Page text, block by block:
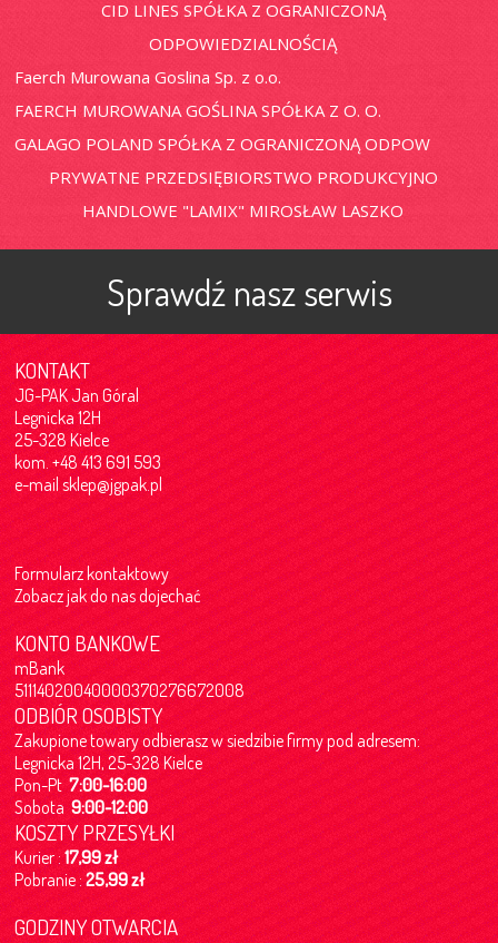
CID LINES SPÓŁKA Z OGRANICZONĄ
ODPOWIEDZIALNOŚCIĄ
Faerch Murowana Goslina Sp. z o.o.
FAERCH MUROWANA GOŚLINA SPÓŁKA Z O. O.
GALAGO POLAND SPÓŁKA Z OGRANICZONĄ ODPOW
PRYWATNE PRZEDSIĘBIORSTWO PRODUKCYJNO
HANDLOWE "LAMIX" MIROSŁAW LASZKO
Sprawdź nasz serwis
KONTAKT
JG-PAK Jan Góral
Legnicka 12H
25-328 Kielce
kom. +48 413 691 593
e-mailsklep@jgpak.pl
Formularz kontaktowy
Zobacz jak do nas dojechać
KONTO BANKOWE
mBank
51114020040000370276672008
ODBIÓR OSOBISTY
Zakupione towary odbierasz w siedzibie firmy pod adresem:
Legnicka 12H, 25-328 Kielce
Pon-Pt7:00-16:00
Sobota9:00-12:00
KOSZTY PRZESYŁKI
Kurier :17,99 zł
Pobranie :25,99 zł
GODZINY OTWARCIA